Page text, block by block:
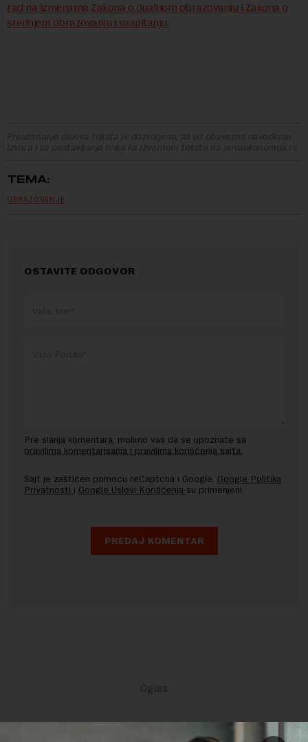
rad na izmenama Zakona o dualnom obrazovanju i Zakona o
srednjem obrazovanju i vaspitanju.
Preuzimanje delova teksta je dozvoljeno, ali uz obavezno navođenje
izvora i uz postavljanje linka ka izvornom tekstu na novaekonomija.rs
TEMA:
OBRAZOVANJE
OSTAVITE ODGOVOR
Pre slanja komentara, molimo vas da se upoznate sa
pravilima komentarisanja i pravilima korišćenja sajta.
Sajt je zaštićen pomocu reCaptcha i Google. Google Politika
Privatnosti i Google Uslovi Korišćenja su primenjeni.